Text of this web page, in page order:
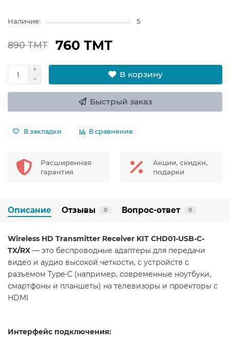
Наличие: 5
890 ТМТ 760 ТМТ
В корзину
Быстрый заказ
В закладки В сравнение
Расширенная
гарантия
Акции, скидки,
подарки
Описание Отзывы 0 Вопрос-ответ 0
Wireless HD Transmitter Receiver KIT CHD01-USB-C-
TX/RX — это беспроводные адаптеры для передачи
видео и аудио высокой четкости, с устройств с
разъемом Type-C (например, современные ноутбуки,
смартфоны и планшеты) на телевизоры и проекторы с
HDMI
Интерфейс подключения: